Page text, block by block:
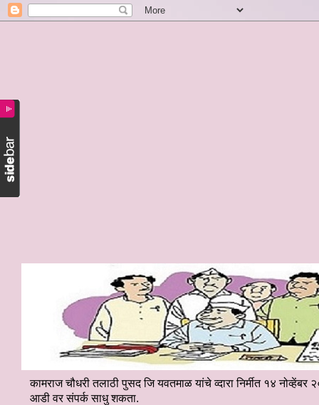
कामराज चौधरी तलाठी पुसद जि यवतमाळ यांचे व्दारा निर्मीत १४
आडी वर संपर्क साधु शकता.